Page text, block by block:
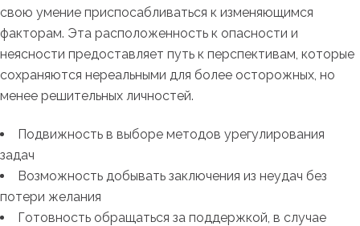
свою умение приспосабливаться к изменяющимся
факторам. Эта расположенность к опасности и
неясности предоставляет путь к перспективам, которые
сохраняются нереальными для более осторожных, но
менее решительных личностей.
Подвижность в выборе методов урегулирования
задач
Возможность добывать заключения из неудач без
потери желания
Готовность обращаться за поддержкой, в случае